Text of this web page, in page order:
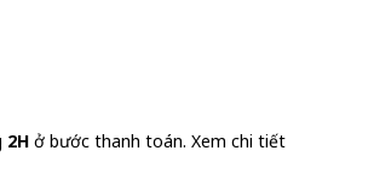
2H ở bước thanh toán. Xem chi tiết